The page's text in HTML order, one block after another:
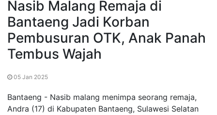
Nasib Malang Remaja di
Bantaeng Jadi Korban
Pembusuran OTK, Anak Panah
Tembus Wajah
05 Jan 2025
Bantaeng - Nasib malang menimpa seorang remaja,
Andra (17) di Kabupaten Bantaeng, Sulawesi Selatan